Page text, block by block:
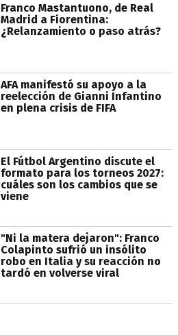
Franco Mastantuono, de Real
Madrid a Fiorentina:
¿Relanzamiento o paso atrás?
AFA manifestó su apoyo a la
reelección de Gianni Infantino
en plena crisis de FIFA
El Fútbol Argentino discute el
formato para los torneos 2027:
cuáles son los cambios que se
viene
"Ni la matera dejaron": Franco
Colapinto sufrió un insólito
robo en Italia y su reacción no
tardó en volverse viral